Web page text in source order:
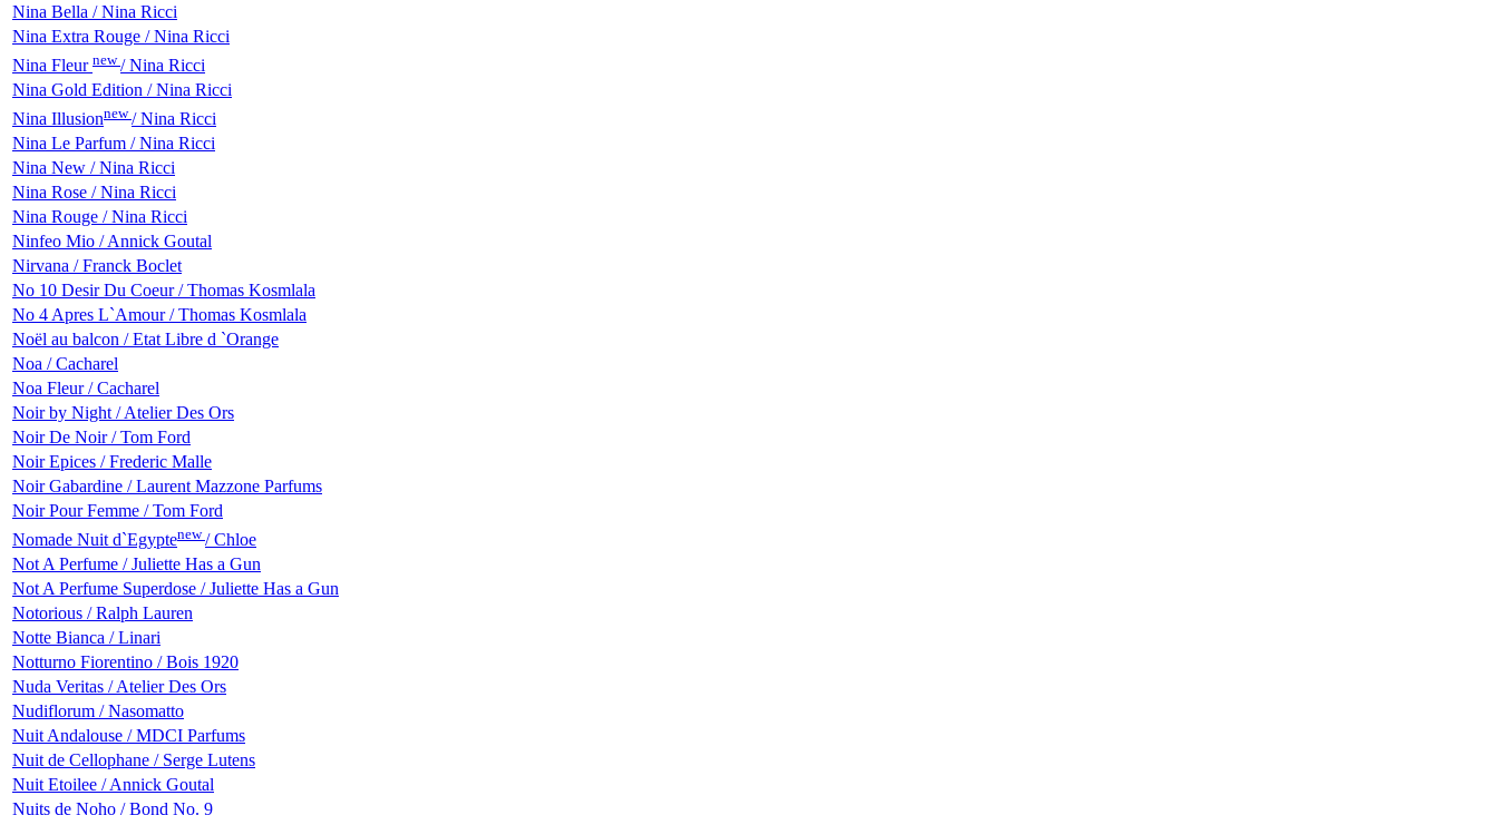
Nina Bella / Nina Ricci
Nina Extra Rouge / Nina Ricci
Nina Fleur new/ Nina Ricci
Nina Gold Edition / Nina Ricci
Nina Illusionnew/ Nina Ricci
Nina Le Parfum / Nina Ricci
Nina New / Nina Ricci
Nina Rose / Nina Ricci
Nina Rouge / Nina Ricci
Ninfeo Mio / Annick Goutal
Nirvana / Franck Boclet
No 10 Desir Du Coeur / Thomas Kosmlala
No 4 Apres L`Amour / Thomas Kosmlala
Noël au balcon / Etat Libre d `Orange
Noa / Cacharel
Noa Fleur / Cacharel
Noir by Night / Atelier Des Ors
Noir De Noir / Tom Ford
Noir Epices / Frederic Malle
Noir Gabardine / Laurent Mazzone Parfums
Noir Pour Femme / Tom Ford
Nomade Nuit d`Egyptenew/ Chloe
Not A Perfume / Juliette Has a Gun
Not A Perfume Superdose / Juliette Has a Gun
Notorious / Ralph Lauren
Notte Bianca / Linari
Notturno Fiorentino / Bois 1920
Nuda Veritas / Atelier Des Ors
Nudiflorum / Nasomatto
Nuit Andalouse / MDCI Parfums
Nuit de Cellophane / Serge Lutens
Nuit Etoilee / Annick Goutal
Nuits de Noho / Bond No. 9